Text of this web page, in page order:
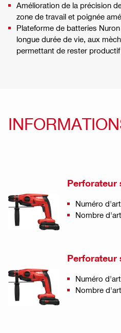
Amélioration de la précision
zone de travail et poignée
Plateforme de batteries
longue durée de vie, aux
permettant de rester
Perforateur
Numéro
Nombre
Perforateur
Numéro
Nombre